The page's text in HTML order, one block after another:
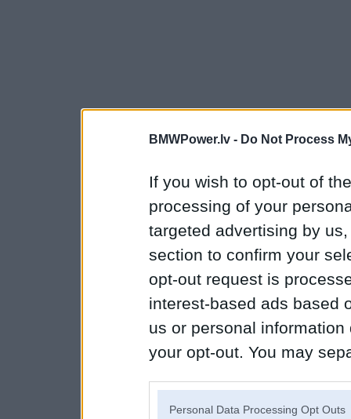
BMWPower.lv - Do Not Process
If you wish to opt-out of
processing of your
targeted advertising by
section to confirm your
opt-out request is
interest-based ads based
us or personal
your opt-out. You may
Personal Data Processing Opt Outs